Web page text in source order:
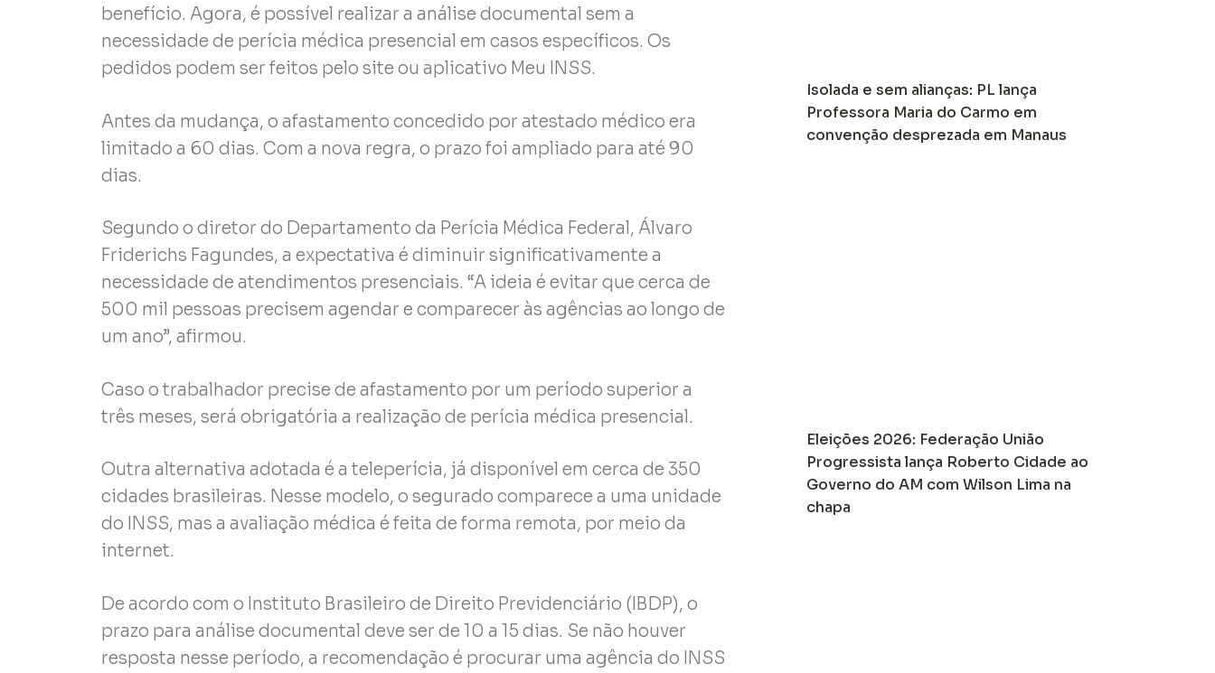
benefício. Agora, é possível realizar a análise documental sem a
necessidade de perícia médica presencial em casos específicos. Os
pedidos podem ser feitos pelo site ou aplicativo Meu INSS.
Antes da mudança, o afastamento concedido por atestado médico era
limitado a 60 dias. Com a nova regra, o prazo foi ampliado para até 90
dias.
Segundo o diretor do Departamento da Perícia Médica Federal, Álvaro
Friderichs Fagundes, a expectativa é diminuir significativamente a
necessidade de atendimentos presenciais. “A ideia é evitar que cerca de
500 mil pessoas precisem agendar e comparecer às agências ao longo de
um ano”, afirmou.
Caso o trabalhador precise de afastamento por um período superior a
três meses, será obrigatória a realização de perícia médica presencial.
Outra alternativa adotada é a teleperícia, já disponível em cerca de 350
cidades brasileiras. Nesse modelo, o segurado comparece a uma unidade
do INSS, mas a avaliação médica é feita de forma remota, por meio da
internet.
De acordo com o Instituto Brasileiro de Direito Previdenciário (IBDP), o
prazo para análise documental deve ser de 10 a 15 dias. Se não houver
resposta nesse período, a recomendação é procurar uma agência do INSS
Isolada e sem alianças: PL lança
Professora Maria do Carmo em
convenção desprezada em Manaus
Eleições 2026: Federação União
Progressista lança Roberto Cidade ao
Governo do AM com Wilson Lima na
chapa